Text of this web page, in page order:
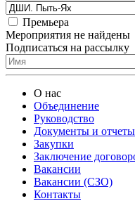
Премьера
Мероприятия не найдены
Подписаться на рассылку
О нас
Объединение
Руководство
Документы и отчеты
Закупки
Заключение
Вакансии
Вакансии (СЗО)
Контакты